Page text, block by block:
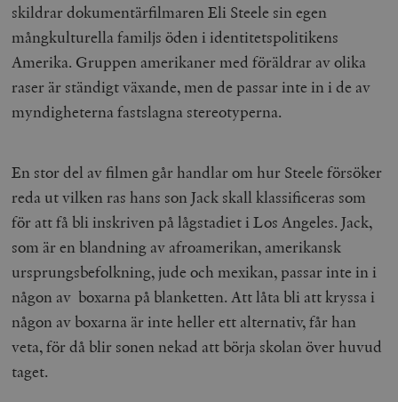
skildrar dokumentärfilmaren Eli Steele sin egen
mångkulturella familjs öden i identitetspolitikens
Amerika. Gruppen amerikaner med föräldrar av olika
raser är ständigt växande, men de passar inte in i de av
myndigheterna fastslagna stereotyperna.
En stor del av filmen går handlar om hur Steele försöker
reda ut vilken ras hans son Jack skall klassificeras som
för att få bli inskriven på lågstadiet i Los Angeles. Jack,
som är en blandning av afroamerikan, amerikansk
ursprungsbefolkning, jude och mexikan, passar inte in i
någon av boxarna på blanketten. Att låta bli att kryssa i
någon av boxarna är inte heller ett alternativ, får han
veta, för då blir sonen nekad att börja skolan över huvud
taget.